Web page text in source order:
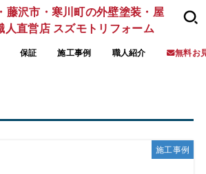
保証 施工事例 職人紹介 無料お
施工事例